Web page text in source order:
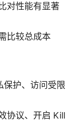
对性能有显著
比较总成本
护、访问受限
协议、开启 Kill